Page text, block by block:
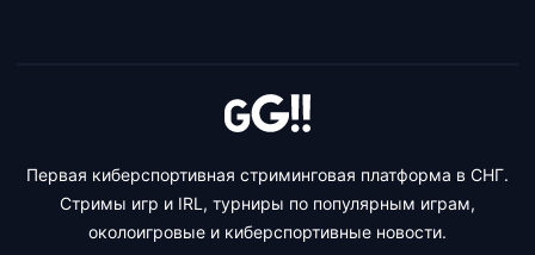
Первая киберспортивная стриминговая платформа в СНГ.
Стримы игр и IRL, турниры по популярным играм,
околоигровые и киберспортивные новости.